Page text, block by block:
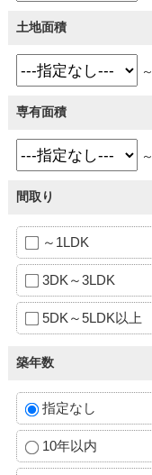
土地面積
～
専有面積
～
間取り
～1LDK
3DK～3LDK
5DK～5LDK以上
築年数
指定なし
10年以内